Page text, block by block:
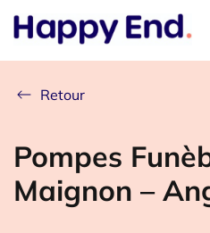
Retour
Pompes
Maignon –